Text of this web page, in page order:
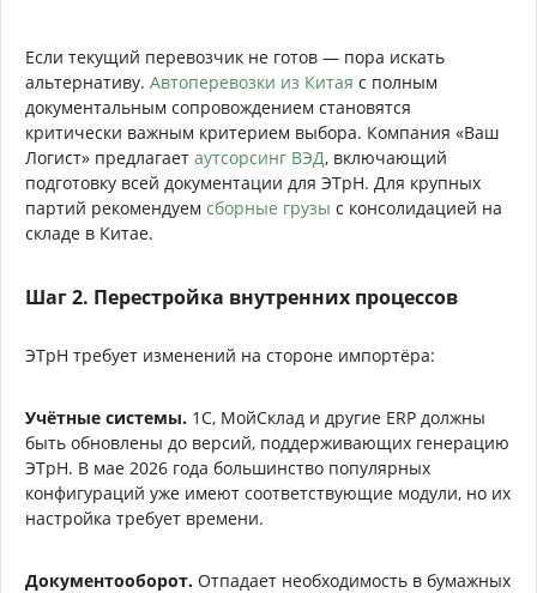
Если текущий перевозчик не готов — пора искать
альтернативу. Автоперевозки из Китая с полным
документальным сопровождением становятся
критически важным критерием выбора. Компания «Ваш
Логист» предлагает аутсорсинг ВЭД, включающий
подготовку всей документации для ЭТрН. Для крупных
партий рекомендуем сборные грузы с консолидацией на
складе в Китае.
Шаг 2. Перестройка внутренних процессов
ЭТрН требует изменений на стороне импортёра:
Учётные системы. 1С, МойСклад и другие ERP должны
быть обновлены до версий, поддерживающих генерацию
ЭТрН. В мае 2026 года большинство популярных
конфигураций уже имеют соответствующие модули, но их
настройка требует времени.
Документооборот. Отпадает необходимость в бумажных